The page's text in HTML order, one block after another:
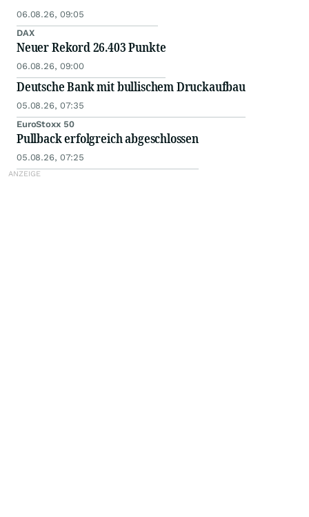
06.08.26, 09:05
DAX
Neuer Rekord 26.403 Punkte
06.08.26, 09:00
Deutsche Bank mit bullischem Druckaufbau
05.08.26, 07:35
EuroStoxx 50
Pullback erfolgreich abgeschlossen
05.08.26, 07:25